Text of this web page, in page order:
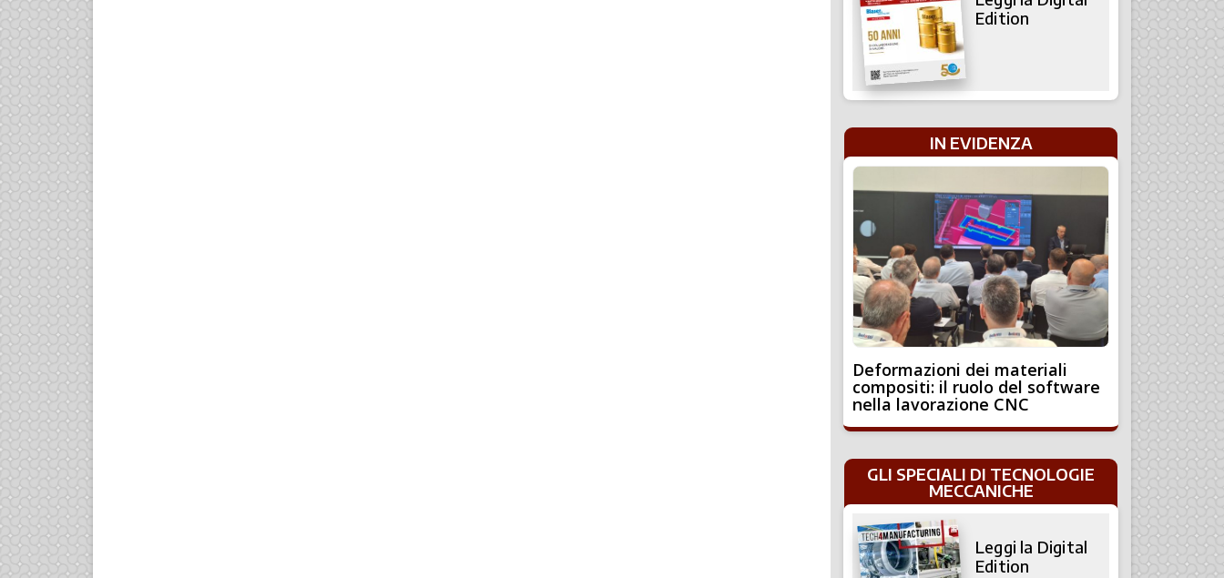
Edition
IN EVIDENZA
Deformazioni dei materiali
compositi: il ruolo del software
nella lavorazione CNC
GLI SPECIALI DI TECNOLOGIE
MECCANICHE
Leggi la Digital
Edition